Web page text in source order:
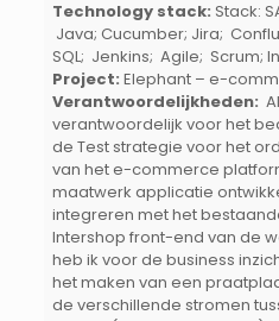
Technology stack: Stack:
Java; Cucumber; Jira;
SQL; Jenkins; Agile; Scrum;
Project:Elephant – e-
Verantwoordelijkheden:
verantwoordelijk voor het
de Test strategie voor het
van het e-commerce
maatwerk applicatie
integreren met het
Intershop front-end van de
heb ik voor de business
het maken van een
de verschillende stromen